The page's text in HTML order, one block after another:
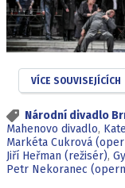
VÍCE SOUVISEJÍCÍCH
Národní divadlo
Mahenovo divadlo,
Markéta Cukrová
Jiří Heřman (režisér),
Petr Nekoranec